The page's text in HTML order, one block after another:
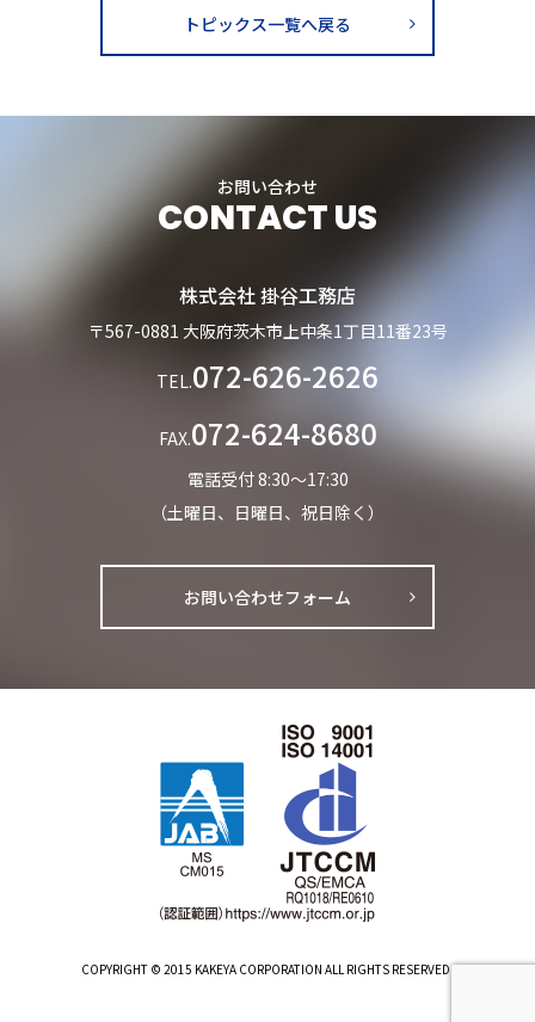
トピックス一覧へ戻る
お問い合わせ
CONTACT US
株式会社 掛谷工務店
〒567-0881 大阪府茨木市上中条1丁目11番23号
TEL.072-626-2626
FAX.072-624-8680
電話受付 8:30～17:30
（土曜日、日曜日、祝日除く）
お問い合わせフォーム
COPYRIGHT © 2015 KAKEYA CORPORATION ALL RIGHTS RESERVED.